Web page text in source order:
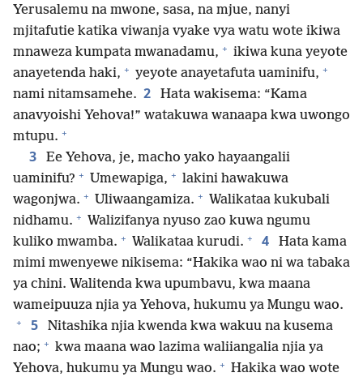
Yerusalemu na mwone, sasa, na mjue, nanyi
mjitafutie katika viwanja vyake vya watu wote ikiwa
mnaweza kumpata mwanadamu, + ikiwa kuna yeyote
anayetenda haki, + yeyote anayetafuta uaminifu, +
nami nitamsamehe. 2
Hata wakisema: “Kama
anavyoishi Yehova!” watakuwa wanaapa kwa uwongo
mtupu. +
3
Ee Yehova, je, macho yako hayaangalii
uaminifu? + Umewapiga, + lakini hawakuwa
wagonjwa. + Uliwaangamiza. + Walikataa kukubali
nidhamu. + Walizifanya nyuso zao kuwa ngumu
kuliko mwamba. + Walikataa kurudi. + 4
Hata kama
mimi mwenyewe nikisema: “Hakika wao ni wa tabaka
ya chini. Walitenda kwa upumbavu, kwa maana
wameipuuza njia ya Yehova, hukumu ya Mungu wao.
+ 5
Nitashika njia kwenda kwa wakuu na kusema
nao; + kwa maana wao lazima waliiangalia njia ya
Yehova, hukumu ya Mungu wao. + Hakika wao wote